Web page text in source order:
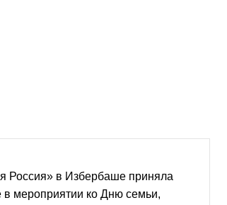
Россия» в Избербаше приняла
в мероприятии ко Дню семьи,